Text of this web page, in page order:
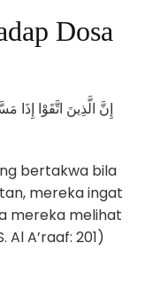
Dosa
إِنَّ الَّذِينَ اتَّقَوْا
bertakwa bila
mereka ingat
mereka melihat
A’raaf: 201)